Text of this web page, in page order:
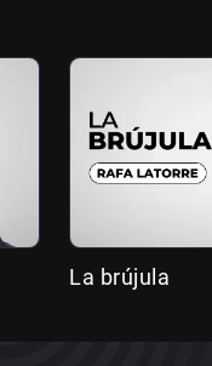
La brújula